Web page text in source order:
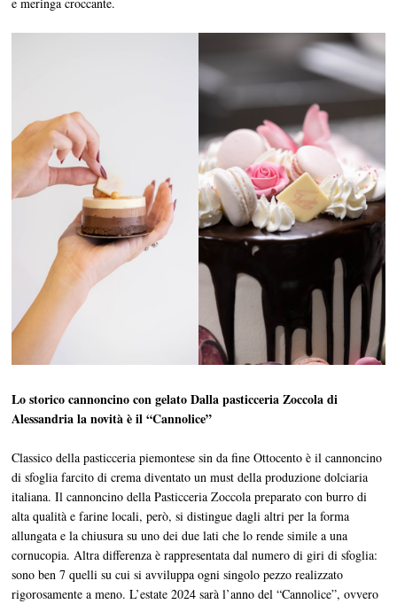
Lo storico cannoncino con gelato Dalla pasticceria Zoccola di
Alessandria la novità è il “Cannolice”
Classico della pasticceria piemontese sin da fine Ottocento è il cannoncino
di sfoglia farcito di crema diventato un must della produzione dolciaria
italiana. Il cannoncino della Pasticceria Zoccola preparato con burro di
alta qualità e farine locali, però, si distingue dagli altri per la forma
allungata e la chiusura su uno dei due lati che lo rende simile a una
cornucopia. Altra differenza è rappresentata dal numero di giri di sfoglia:
sono ben 7 quelli su cui si avviluppa ogni singolo pezzo realizzato
rigorosamente a meno. L’estate 2024 sarà l’anno del “Cannolice”, ovvero